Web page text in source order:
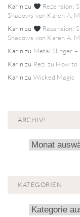
Karinzu
Rezension:
Shadows von Karen A.
Karinzu
Rezension:
Shadows von Karen A.
Karinzu Metal Slinger –
Karinzu Rezi zu How to
Karinzu Wicked Magic
ARCHIV!
Archiv!
KATEGORIEN
Kategorien